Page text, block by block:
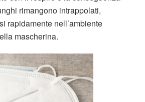
rimangono intrappolati,
rapidamente nell’ambiente
mascherina.